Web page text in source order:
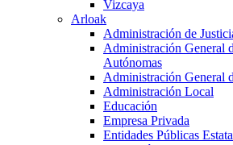
Vizcaya
Arloak
Administración de
Administración General
Autónomas
Administración General
Administración Local
Educación
Empresa Privada
Entidades Públicas